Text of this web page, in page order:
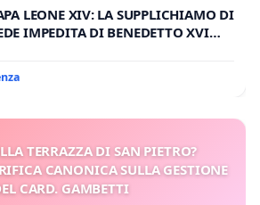
LEONE XIV: LA SUPPLICHIAMO DI
IMPEDITA DI BENEDETTO XVI
IL RELATIVO PROCESSO
TERRAZZA DI SAN PIETRO?
CANONICA SULLA GESTIONE
CARD. GAMBETTI